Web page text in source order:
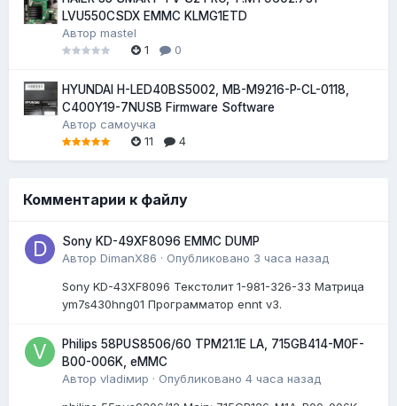
LVU550CSDX EMMC KLMG1ETD
Автор mastel
1
0
HYUNDAI H-LED40BS5002, MB-M9216-P-CL-0118,
C400Y19-7NUSB Firmware Software
Автор самоучка
11
4
Комментарии к файлу
Sony KD-49XF8096 EMMC DUMP
Автор DimanX86 · Опубликовано 3 часа назад
Sony KD-43XF8096 Текстолит 1-981-326-33 Матрица
ym7s430hng01 Программатор ennt v3.
Philips 58PUS8506/60 TPM21.1E LA, 715GB414-M0F-
B00-006K, eMMC
Автор vladiмир · Опубликовано 4 часа назад